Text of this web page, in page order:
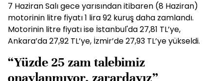
7 Haziran Salı gece yarısından itibaren (8 Haziran)
motorinin litre fiyatı 1 lira 92 kuruş daha zamlandı.
Motorinin litre fiyatı ise İstanbul'da 27,81 TL’ye,
Ankara’da 27,92 TL’ye, İzmir’de 27,93 TL’ye yükseldi.
“Yüzde 25 zam talebimiz